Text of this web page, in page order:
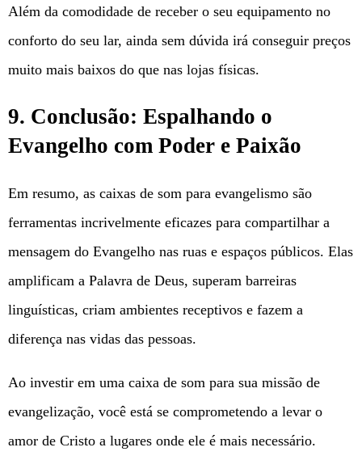
Além da comodidade de receber o seu equipamento no
conforto do seu lar, ainda sem dúvida irá conseguir preços
muito mais baixos do que nas lojas físicas.
9. Conclusão: Espalhando o
Evangelho com Poder e Paixão
Em resumo, as caixas de som para evangelismo são
ferramentas incrivelmente eficazes para compartilhar a
mensagem do Evangelho nas ruas e espaços públicos. Elas
amplificam a Palavra de Deus, superam barreiras
linguísticas, criam ambientes receptivos e fazem a
diferença nas vidas das pessoas.
Ao investir em uma caixa de som para sua missão de
evangelização, você está se comprometendo a levar o
amor de Cristo a lugares onde ele é mais necessário.